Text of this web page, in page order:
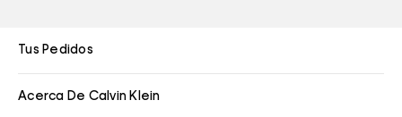
Tus Pedidos
Acerca De Calvin Klein